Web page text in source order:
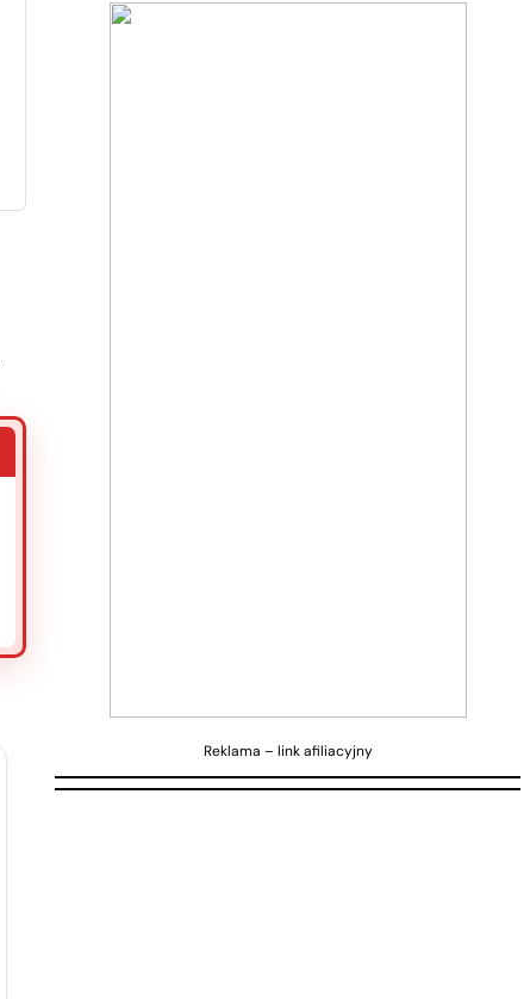
Reklama – link afiliacyjny